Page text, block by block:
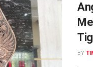
BY